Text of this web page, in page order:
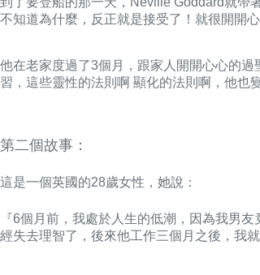
不知道為什麼，反正就是接受了！就很開開
他在老家度過了3個月，跟家人開開心心的
習，這些靈性的法則啊 顯化的法則啊，他也
第二個故事：
這是一個英國的28歲女性，她說：
『6個月前，我處於人生的低潮，因為我男
經失去理智了，後來他工作三個月之後，我